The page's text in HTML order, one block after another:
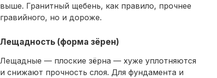
выше. Гранитный щебень, как правило, прочнее
гравийного, но и дороже.
Лещадность (форма зёрен)
Лещадные — плоские зёрна — хуже уплотняются
и снижают прочность слоя. Для фундамента и